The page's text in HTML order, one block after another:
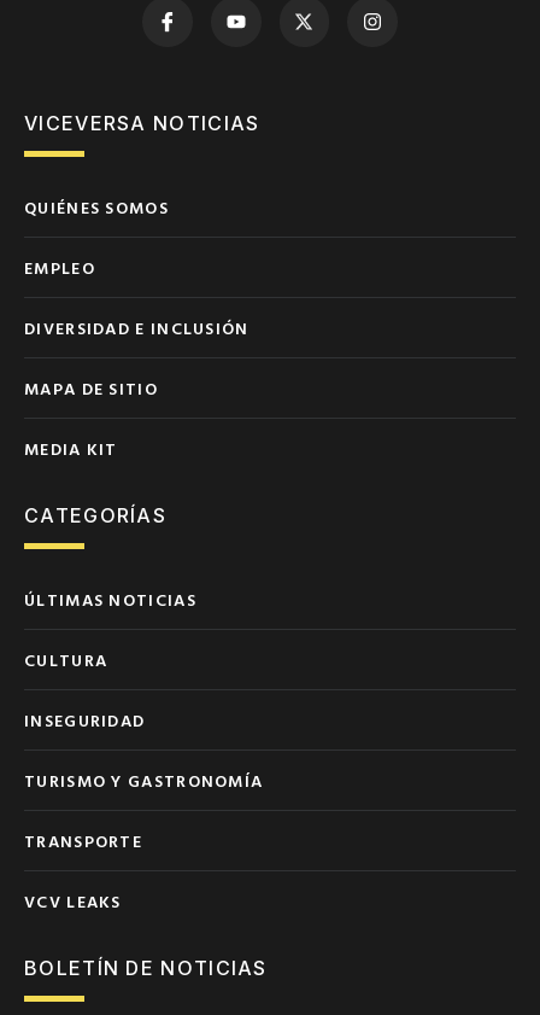
VICEVERSA NOTICIAS
QUIÉNES SOMOS
EMPLEO
DIVERSIDAD E INCLUSIÓN
MAPA DE SITIO
MEDIA KIT
CATEGORÍAS
ÚLTIMAS NOTICIAS
CULTURA
INSEGURIDAD
TURISMO Y GASTRONOMÍA
TRANSPORTE
VCV LEAKS
BOLETÍN DE NOTICIAS